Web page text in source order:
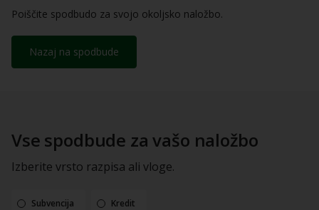
Poiščite spodbudo za svojo okoljsko naložbo.
Nazaj na spodbude
Vse spodbude za vašo naložbo
Izberite vrsto razpisa ali vloge.
Subvencija Kredit